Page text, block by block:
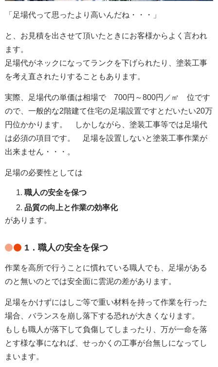
「足場代って思ったより高いんだね・・・」
と、お見積を出させて頂いたときにお客様からよく言われ
ます。
足場代がネックになってランクを下げられたり、塗装工事
を考え直されたりすることもあります。
実際、足場代の単価は相場で 700円～800円／㎡ 位です
ので、 一般的な2階建て住宅の足場設置ですとだいたい20万
円位かかります。 しかしながら、塗装工事等では足場代
は必須の項目です。 足場を設置しないと塗装工事作業が
出来ません・・・。
足場の必要性としては
職人の安全を保つ
品質の向上と作業の効率化
があります。
1．職人の安全を保つ
作業を高所で行うことに慣れている職人でも、足場がある
のと無いのとでは安全面に雲泥の差があります。
足場をかけずにはしご等で重い材料を持って作業を行った
場合、バランスを崩し落下する恐れが大きくなります。
もしも職人が落下して負傷してしまったり、万が一命を落
とす様な事になれば、せっかくの工事が台無しになってし
まいます。